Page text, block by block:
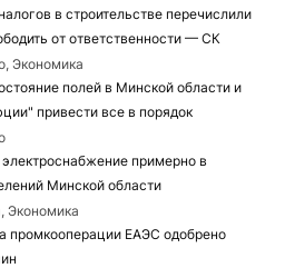
в строительстве перечислили
от ответственности — СК
Экономика
полей в Минской области и
привести все в порядок
примерно в
Минской области
Экономика
промкооперации ЕАЭС одобрено